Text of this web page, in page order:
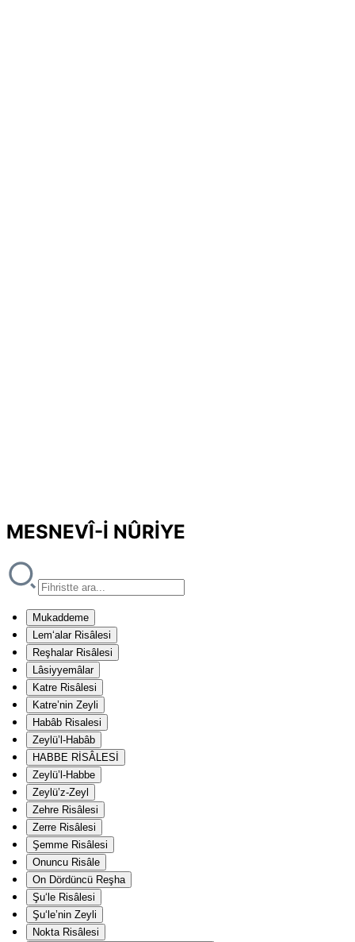
MESNEVÎ-İ NÛRİYE
Mukaddeme
Lem‘alar Risâlesi
Reşhalar Risâlesi
Lâsiyyemâlar
Katre Risâlesi
Katre’nin Zeyli
Habâb Risalesi
Zeylü’l-Habâb
HABBE RİSÂLESİ
Zeylü’l-Habbe
Zeylü’z-Zeyl
Zehre Risâlesi
Zerre Risâlesi
Şemme Risâlesi
Onuncu Risâle
On Dördüncü Reşha
Şu‘le Risâlesi
Şu‘le’nin Zeyli
Nokta Risâlesi